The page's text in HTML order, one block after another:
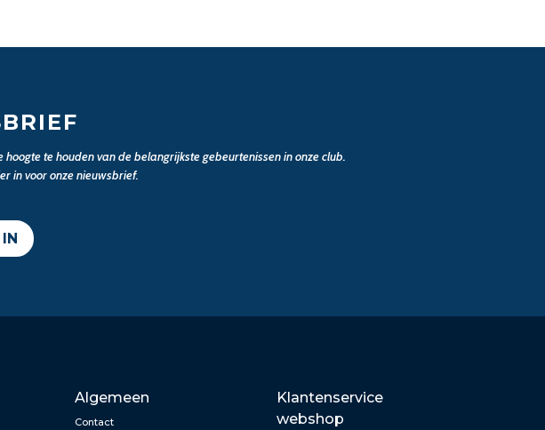
te houden van de belangrijkste gebeurtenissen in onze club.
in voor onze nieuwsbrief.
Algemeen
Contact
Klantenservice
webshop